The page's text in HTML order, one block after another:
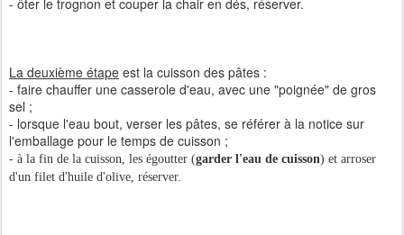
- ôter le trognon et couper la chair en dés, réserver.
La deuxième étape est la cuisson des pâtes :
- faire chauffer une casserole d'eau, avec une "poignée" de gros
sel ;
- lorsque l'eau bout, verser les pâtes, se référer à la notice sur
l'emballage pour le temps de cuisson ;
- à la fin de la cuisson, les égoutter (garder l'eau de cuisson) et arroser
d'un filet d'huile d'olive, réserver.